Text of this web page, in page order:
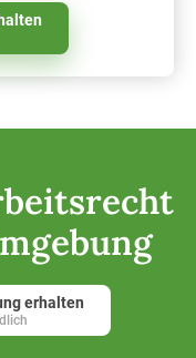
erhalten